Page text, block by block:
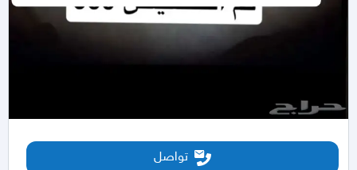
تواصل